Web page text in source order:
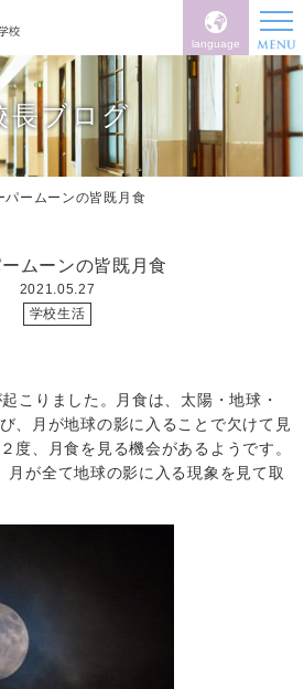
language
長ブログ
パームーンの皆既月食
ムーンの皆既月食
2021.05.27
学校生活
こりました。月食は、太陽・地球・
、月が地球の影に入ることで欠けて見
度、月食を見る機会があるようです。
月が全て地球の影に入る現象を見て取